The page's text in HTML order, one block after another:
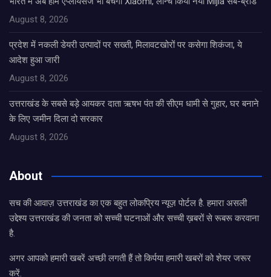
August 8, 2026
प्रदेश में नकली डेयरी उत्पादों पर सख्ती, मिलावटखोरों पर कसेगा शिकंजा, ये
आदेश हुआ जारी
August 8, 2026
उत्तराखंड के सबसे बड़े आयकर दाता ऋषभ पंत की सीएम धामी से गुहार, घर बनाने
के लिए जमीन दिला दो सरकार
August 8, 2026
About
सच की आवाज़ उत्तराखंड का एक बहुत लोकप्रिय न्यूज़ पोर्टल है. हमारा असली
उद्देश्य उत्तराखंड की जनता को सच्ची घटनाओं और सच्ची ख़बरों से रूबरू करवाना
है.
अगर आपको हमारी खबरें अच्छी लगती हैं तो किर्पया हमारी खबरों को शेयर जरूर
करें.